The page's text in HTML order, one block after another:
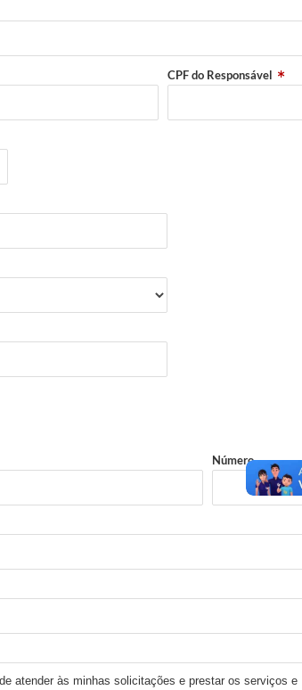
CPF do Responsável
Número
atender às minhas solicitações e prestar os serviços e